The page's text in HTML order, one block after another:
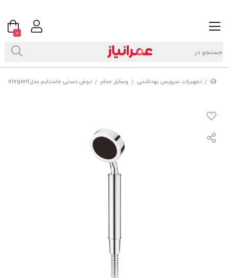
/ تجهیزات سرویس بهداشتی / وسایل حمام / دوش دستی جاستایم مدلelegant کد 67719S81
0